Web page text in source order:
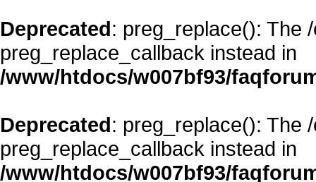
Deprecated: preg_replace(): The
preg_replace_callback instead in
/www/htdocs/w007bf93/
Deprecated: preg_replace(): The
preg_replace_callback instead in
/www/htdocs/w007bf93/